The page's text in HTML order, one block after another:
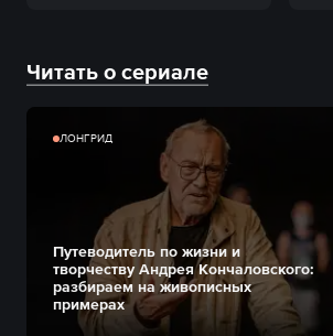
Читать о сериале
ЛОНГРИД
Путеводитель по жизни и
творчеству Андрея Кончаловского:
разбираем на живописных
примерах